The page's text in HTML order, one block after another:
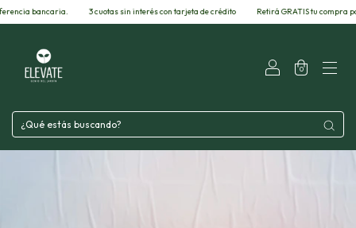
3 cuotas sin interés con tarjeta de crédito Retirá GRATIS tu compra por nuestra
0